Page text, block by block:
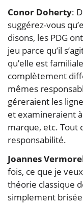
Conor Doherty:
suggérez-vous
disons, les PDG
jeu parce qu’il
qu’elle est
complètement
mêmes
géreraient les
et examineraient
marque, etc. Tout
responsabilité.
Joannes
fois, ce que je
théorie classique
simplement